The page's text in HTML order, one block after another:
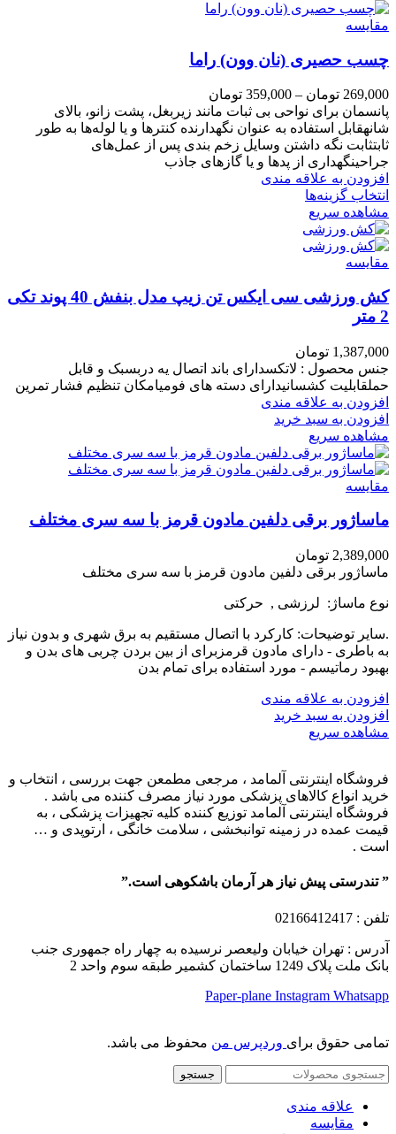
مقایسه
چسب حصیری (نان وون) راما
269,000 تومان –
359,000 تومان
پانسمان برای نواحی بی ثبات مانند زیربغل، پشت زانو، بالای
شانهقابل استفاده به عنوان نگهدارنده کنترها و یا لوله‌ها به طور
ثابتثابت نگه داشتن وسایل زخم بندی پس از عمل‌های
جراحینگهداری از پدها و یا گازهای جاذب
افزودن به علاقه مندی
انتخاب گزینه‌ها
مشاهده سریع
مقایسه
کش ورزشی سی ایکس تن زیپ مدل بنفش 40 پوند تکی
2 متر
1,387,000 تومان
جنس محصول : لاتکسدارای باند اتصال یه دربسبک و قابل
حملقابلیت کشسانیدارای دسته های فومیامکان تنظیم فشار تمرین
افزودن به علاقه مندی
افزودن به سبد خرید
مشاهده سریع
مقایسه
ماساژور برقی دلفین مادون قرمز با سه سری مختلف
2,389,000 تومان
ماساژور برقی دلفین مادون قرمز با سه سری مختلف
نوع ماساژ: لرزشی , حرکتی
.سایر توضیحات: کارکرد با اتصال مستقیم به برق شهری و بدون نیاز
به باطری - دارای مادون قرمزبرای از بین بردن چربی های بدن و
بهبود رماتیسم - مورد استفاده برای تمام بدن
افزودن به علاقه مندی
افزودن به سبد خرید
مشاهده سریع
فروشگاه اینترنتی آلمامد ، مرجعی مطمعن جهت بررسی ، انتخاب و
خرید انواع کالاهای پزشکی مورد نیاز مصرف کننده می باشد .
فروشگاه اینترنتی آلمامد توزیع کننده کلیه تجهیزات پزشکی ، به
قیمت عمده در زمینه توانبخشی ، سلامت خانگی ، ارتوپدی و …
است .
” تندرستی پیش نیاز هر آرمان باشکوهی است.”
تلفن : 02166412417
آدرس : تهران خیابان ولیعصر نرسیده به چهار راه جمهوری جنب
بانک ملت پلاک 1249 ساختمان کشمیر طبقه سوم واحد 2
Paper-plane Instagram Whatsapp
تمامی حقوق برای وردپرس من محفوظ می باشد.
جستجو
علاقه مندی
مقایسه